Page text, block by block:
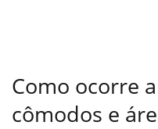
Como ocorre
cômodos e